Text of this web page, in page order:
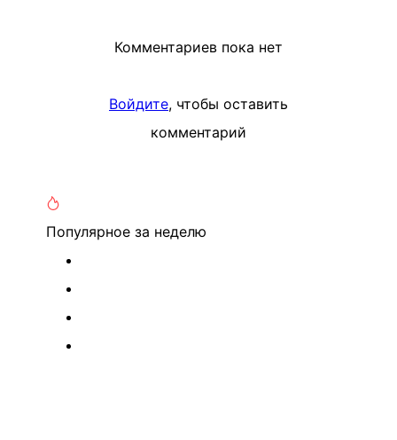
Комментариев пока нет
Войдите, чтобы оставить
комментарий
Популярное за неделю